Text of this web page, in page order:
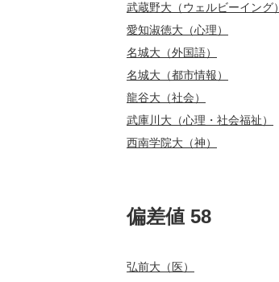
武蔵野大（ウェルビーイング）
愛知淑徳大（心理）
名城大（外国語）
名城大（都市情報）
龍谷大（社会）
武庫川大（心理・社会福祉）
西南学院大（神）
偏差値 58
弘前大（医）